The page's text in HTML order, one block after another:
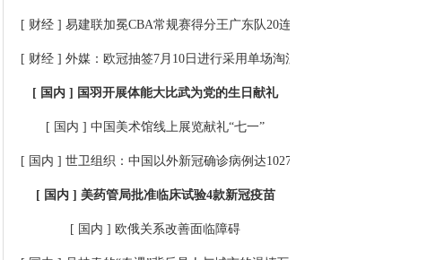
[ 财经 ] 易建联加冕CBA常规赛得分王广东队20连胜稳居榜首
[ 财经 ] 外媒：欧冠抽签7月10日进行采用单场淘汰制
[ 国内 ] 国羽开展体能大比武为党的生日献礼
[ 国内 ] 中国美术馆线上展览献礼“七一”
[ 国内 ] 世卫组织：中国以外新冠确诊病例达10272430例
[ 国内 ] 美药管局批准临床试验4款新冠疫苗
[ 国内 ] 欧俄关系改善面临障碍